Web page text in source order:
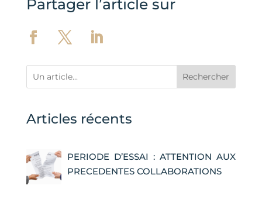
Partager l’article sur
Rechercher
Articles récents
PERIODE D’ESSAI : ATTENTION AUX
PRECEDENTES COLLABORATIONS